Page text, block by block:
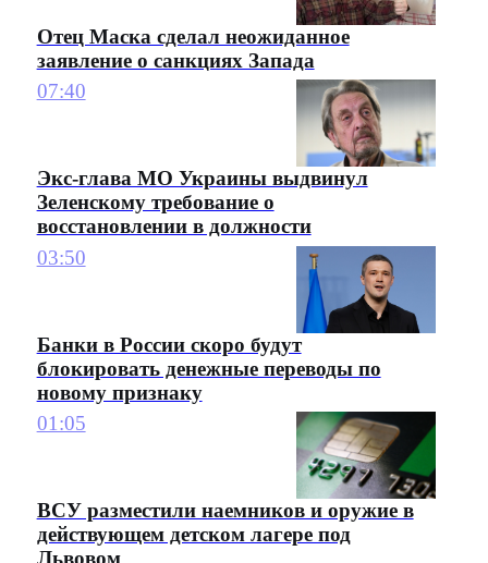
Отец Маска сделал неожиданное
заявление о санкциях Запада
07:40
Экс-глава МО Украины выдвинул
Зеленскому требование о
восстановлении в должности
03:50
Банки в России скоро будут
блокировать денежные переводы по
новому признаку
01:05
ВСУ разместили наемников и оружие в
действующем детском лагере под
Львовом